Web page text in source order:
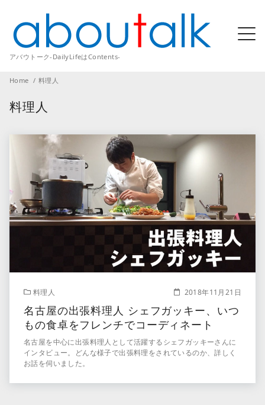
アバウトーク-DailyLifeはContents-
Home 料理人
料理人
料理人 2018年11月21日
名古屋の出張料理人 シェフガッキー、いつ
もの食卓をフレンチでコーディネート
名古屋を中心に出張料理人として活躍するシェフガッキーさんに
インタビュー。どんな様子で出張料理をされているのか、詳しく
お話を伺いました。